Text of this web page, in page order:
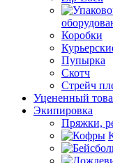
Коробки
Пупырка
Скотч
Стрейч
Уцененный
Экипировка
Пряжки,